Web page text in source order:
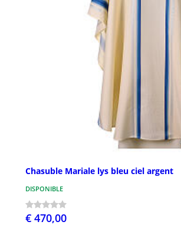
Chasuble Mariale lys bleu ciel argent
DISPONIBLE
€ 470,00